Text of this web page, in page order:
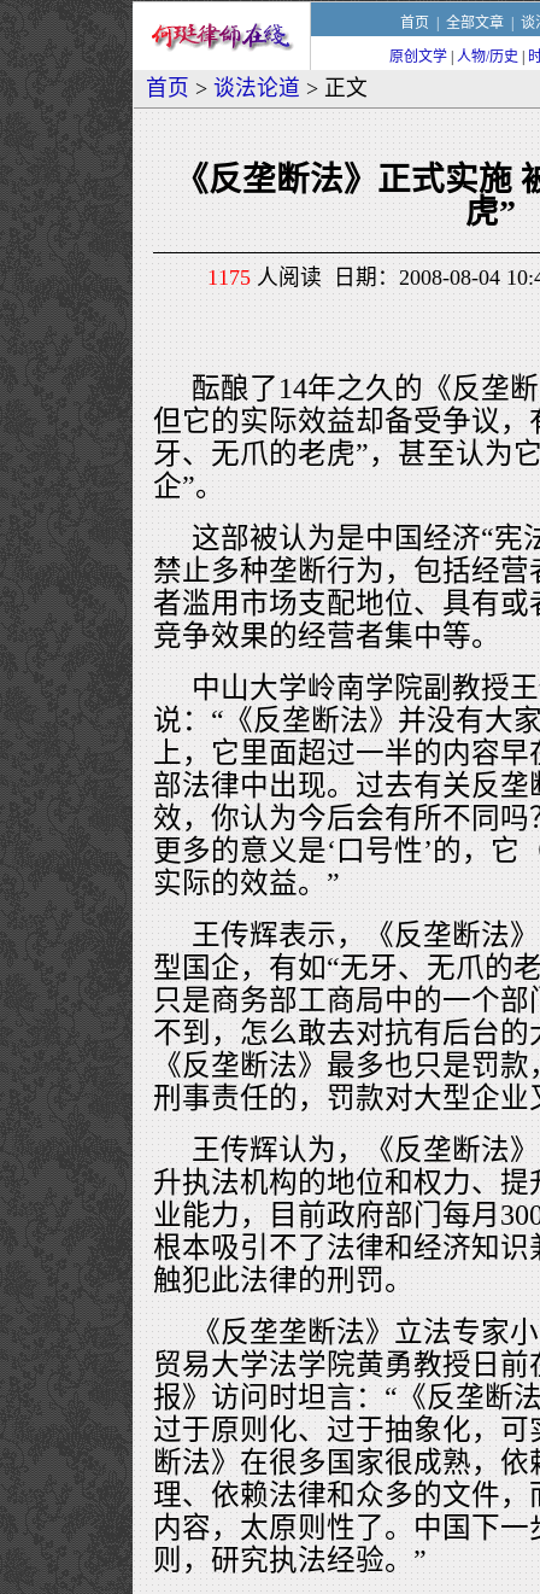
首页 全部文章| 谈
原创文学 人物/历史
首页 > 谈法论道 > 正文
《反垄断法》正式实施
虎”
1175人阅读 日期：2008-08-04
酝酿了14年之久的《反垄
但它的实际效益却备受争议，
牙、无爪的老虎”，甚至认为
企”。
这部被认为是中国经济“宪
禁止多种垄断行为，包括经
者滥用市场支配地位、具有
竞争效果的经营者集中等。
中山大学岭南学院副教授
说：“《反垄断法》并没有大
上，它里面超过一半的内容
部法律中出现。过去有关反
效，你认为今后会有所不同
更多的意义是‘口号性’的，它
实际的效益。”
王传辉表示，《反垄断法
型国企，有如“无牙、无爪的
只是商务部工商局中的一个
不到，怎么敢去对抗有后台
《反垄断法》最多也只是罚
刑事责任的，罚款对大型企业
王传辉认为，《反垄断法
升执法机构的地位和权力、
业能力，目前政府部门每月
根本吸引不了法律和经济知
触犯此法律的刑罚。
《反垄垄断法》立法专家
贸易大学法学院黄勇教授日
报》访问时坦言：“《反垄断
过于原则化、过于抽象化，
断法》在很多国家很成熟，
理、依赖法律和众多的文件，
内容，太原则性了。中国下
则，研究执法经验。”